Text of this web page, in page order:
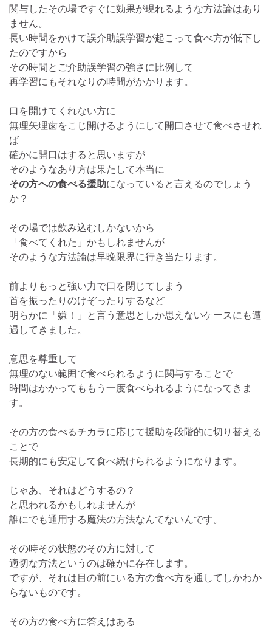
関与したその場ですぐに効果が現れるような方法論はあり
ません。
長い時間をかけて誤介助誤学習が起こって食べ方が低下し
たのですから
その時間とご介助誤学習の強さに比例して
再学習にもそれなりの時間がかかります。
口を開けてくれない方に
無理矢理歯をこじ開けるようにして開口させて食べさせれ
ば
確かに開口はすると思いますが
そのようなあり方は果たして本当に
その方への食べる援助になっていると言えるのでしょう
か？
その場では飲み込むしかないから
「食べてくれた」かもしれませんが
そのような方法論は早晩限界に行き当たります。
前よりもっと強い力で口を閉じてしまう
首を振ったりのけぞったりするなど
明らかに「嫌！」と言う意思としか思えないケースにも遭
遇してきました。
意思を尊重して
無理のない範囲で食べられるように関与することで
時間はかかってももう一度食べられるようになってきま
す。
その方の食べるチカラに応じて援助を段階的に切り替える
ことで
長期的にも安定して食べ続けられるようになります。
じゃあ、それはどうするの？
と思われるかもしれませんが
誰にでも通用する魔法の方法なんてないんです。
その時その状態のその方に対して
適切な方法というのは確かに存在します。
ですが、それは目の前にいる方の食べ方を通してしかわか
らないものです。
その方の食べ方に答えはある